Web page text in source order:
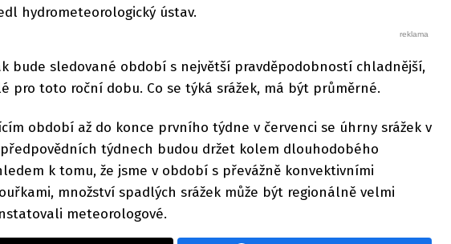
hydrometeorologický ústav.
bude sledované období s největší pravděpodobností chladnější,
pro toto roční dobu. Co se týká srážek, má být průměrné.
období až do konce prvního týdne v červenci se úhrny srážek v
týdnech budou držet kolem dlouhodobého
k tomu, že jsme v období s převážně konvektivními
množství spadlých srážek může být regionálně velmi
meteorologové.